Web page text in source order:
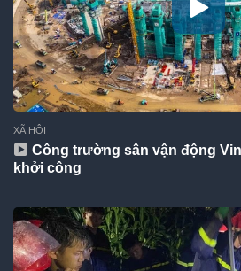
XÃ HỘI
Công trường sân vận động
khởi công